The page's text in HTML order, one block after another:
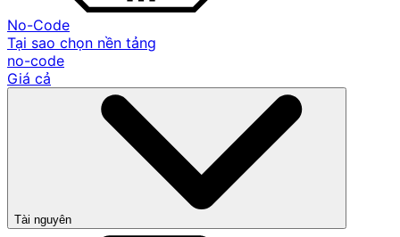
No-Code
Tại sao chọn nền tảng
no-code
Giá cả
Tài nguyên